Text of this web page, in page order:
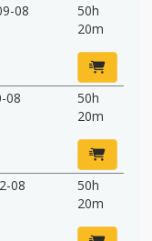
08
50h
20m
08
50h
20m
08
50h
20m